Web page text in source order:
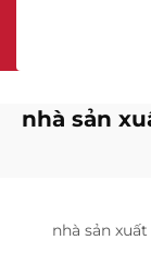
nhà sản
nhà sản